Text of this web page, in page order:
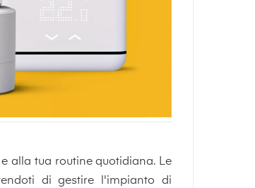
alla tua routine quotidiana. Le
di gestire l'impianto di